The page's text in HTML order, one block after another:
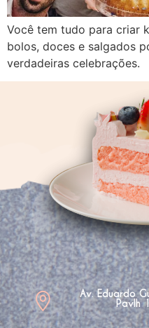
Você tem tudo para criar
bolos, doces e salgados
verdadeiras celebrações.
Av. Eduardo
Pavlh